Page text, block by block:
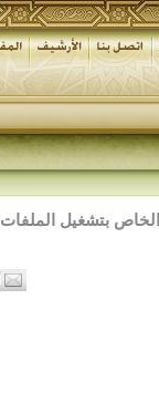
لتنزيل وتركيب ملف الـ codec الخاص بتشغيل الملفات